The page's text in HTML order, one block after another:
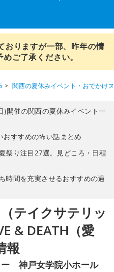
おりますが一部、昨年の情
ご了承ください。
関西の夏休みイベント・おでかけ
開催の関西の夏休みイベント一
おすすめの怖い話まとめ
祭り注目27選。見どころ・日程
時間を充実させるおすすめの過
テイクサテリッ
& DEATH（愛
報
ー 神戸女学院小ホール